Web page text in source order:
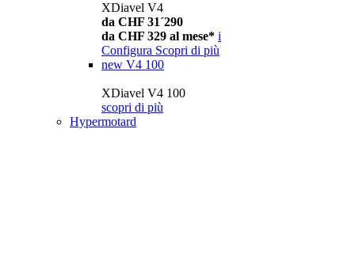
XDiavel V4
da CHF 31´290
da CHF 329 al mese* i
Configura Scopri di più
new V4 100
XDiavel V4 100
scopri di più
Hypermotard